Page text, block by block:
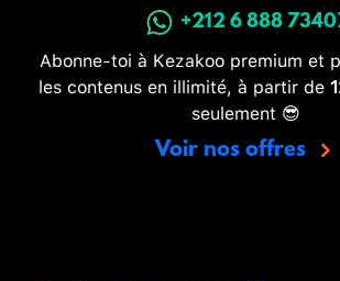
+212 6 888
Abonne-toi à Kezakoo premium et
les contenus en illimité, à partir de
seulement 😎
Voir nos offres